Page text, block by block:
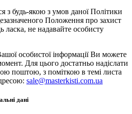
з будь-якою з умов даної Політики
Положення про захист
ласка, не надавайте особисту
особистої інформації Ви можете
Для цього достатньо надіслати
поштою, з поміткою в темі листа
sale@masterkisti.com.ua
дані